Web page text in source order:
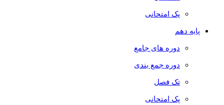
پک امتحانی
پایه دهم
دوره های جامع
دوره جمع بندی
تک فصل
پک امتحانی